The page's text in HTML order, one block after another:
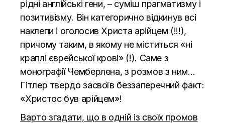
рідні англійські гени, – суміш прагматизму і
позитивізму. Він категорично відкинув всі
наклепи і оголосив Христа арійцем (!!!),
причому таким, в якому не міститься «ні
краплі єврейської крові» (!). Саме з
монографії Чемберлена, з розмов з ним…
Гітлер твердо засвоїв беззаперечний факт:
«Христос був арійцем»!
Варто згадати, що в одній із своїх промов